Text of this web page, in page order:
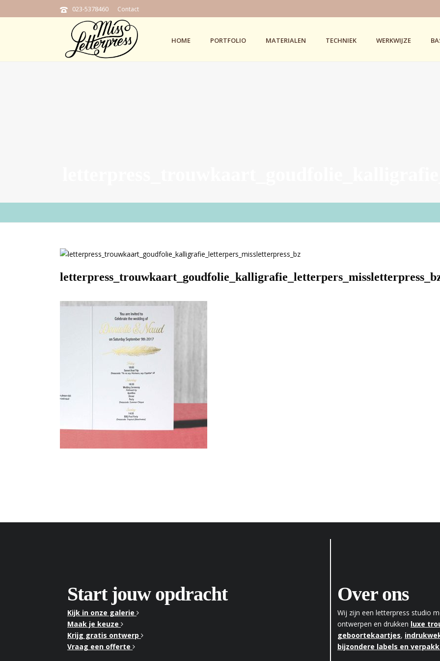
023-5378460 Contact
HOME PORTFOLIO MATERIALEN TECHNIEK WERKWIJZE
Start jouw opdracht
Kijk in onze galerie
Maak je keuze
Krijg gratis ontwerp
Vraag een offerte
Over ons
Wij zijn een letterpress studio
ontwerpen en drukken luxe
geboortekaartjes,
bijzondere labels en